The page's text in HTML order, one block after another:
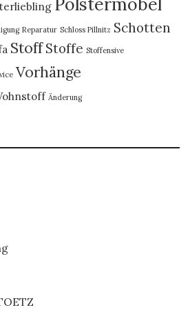
Reparatur Schloss Pillnitz Schotten
Stoff Stoffe Stoffensive
Vorhänge
Änderung